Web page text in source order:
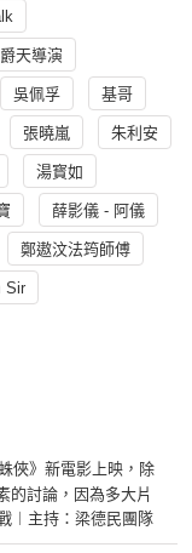
天導演
吳佩孚 基哥
張曉嵐 朱利安
湯寳如
薛影儀 - 阿儀
鄭遨汶法筠師傅
Sir
俠》新電影上映，除
的討論，因為多大片
︱主持：梁德民團隊